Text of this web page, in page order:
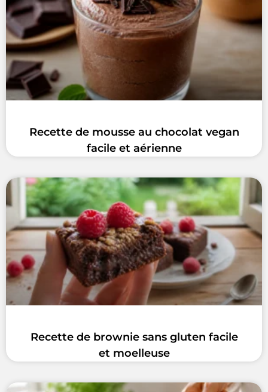
Recette de mousse au chocolat vegan
facile et aérienne
Recette de brownie sans gluten facile
et moelleuse